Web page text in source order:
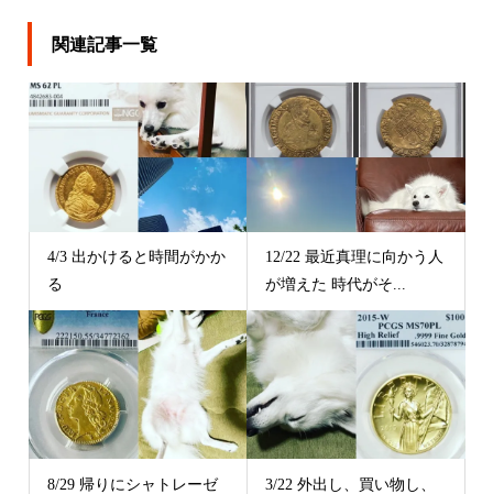
関連記事一覧
4/3 出かけると時間がかか
る
12/22 最近真理に向かう人
が増えた 時代がそ...
8/29 帰りにシャトレーゼ
3/22 外出し、買い物し、